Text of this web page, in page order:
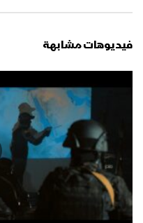
فيديوهات مشابهة